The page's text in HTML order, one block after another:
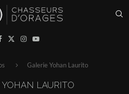
Galerie Yohan Laurito
YOHAN LAURITO